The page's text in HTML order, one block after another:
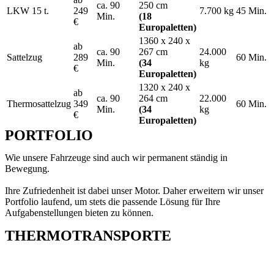
LKW 15 t.
249
€
ca. 90
Min.
250 cm
(18
Europaletten)
7.700 kg 45 Min.
Sattelzug
ab
289
€
ca. 90
Min.
1360 x 240 x
267 cm
(34
Europaletten)
24.000
kg
60 Min.
Thermosattelzug
ab
349
€
ca. 90
Min.
1320 x 240 x
264 cm
(34
Europaletten)
22.000
kg
60 Min.
PORTFOLIO
Wie unsere Fahrzeuge sind auch wir permanent ständig in
Bewegung.
Ihre Zufriedenheit ist dabei unser Motor. Daher erweitern wir unser
Portfolio laufend, um stets die passende Lösung für Ihre
Aufgabenstellungen bieten zu können.
THERMOTRANSPORTE